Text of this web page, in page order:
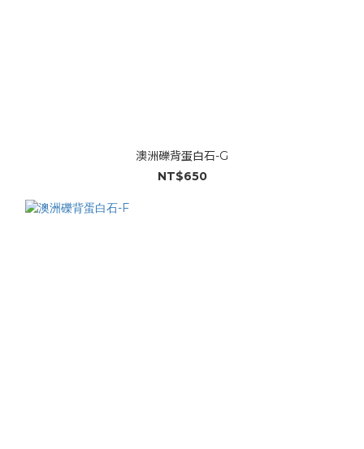
澳洲礫背蛋白石-G
NT$650